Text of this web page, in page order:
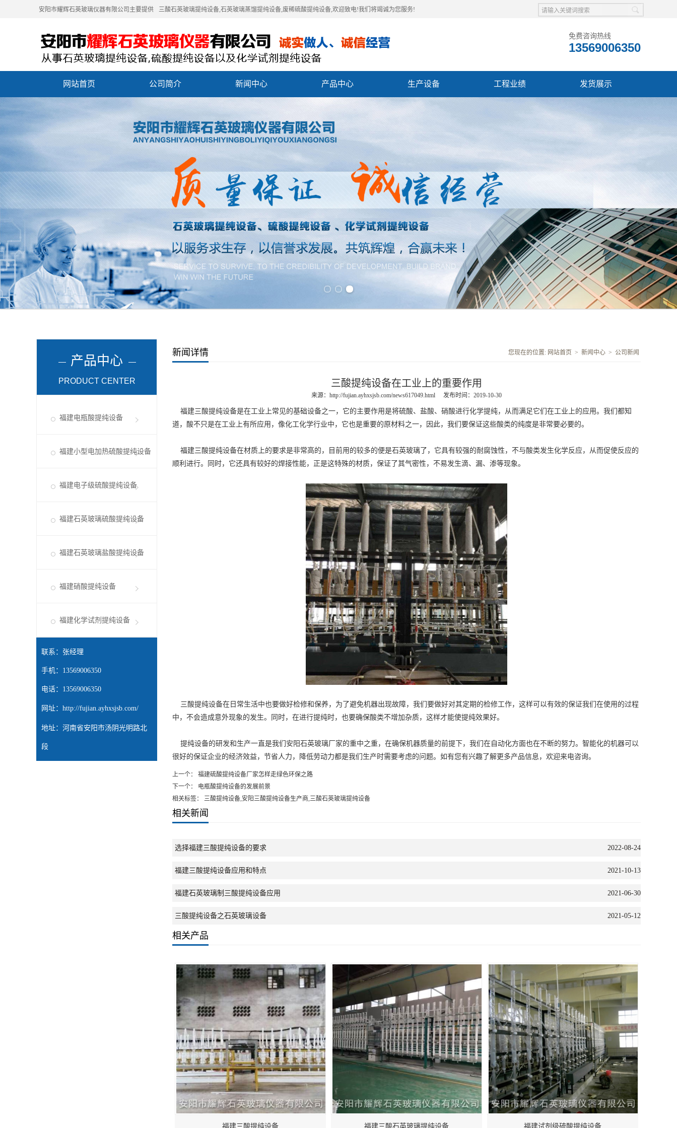
安阳市耀辉石英玻璃仪器有限公司主要提供 三酸石英玻璃提纯设备,石英玻璃蒸馏提纯设备,废稀硫酸提纯设备,欢迎致电!我们将竭诚为您服务!
免费咨询热线
13569006350
网站首页 公司简介 新闻中心 产品中心 生产设备 工程业绩 发货展示
产品中心
PRODUCT CENTER
福建电瓶酸提纯设备
福建小型电加热硫酸提纯设备
福建电子级硫酸提纯设备
福建石英玻璃硫酸提纯设备
福建石英玻璃盐酸提纯设备
福建硝酸提纯设备
福建化学试剂提纯设备
联系：张经理
手机：13569006350
电话：13569006350
网址： http://fujian.ayhxsjsb.com/
地址：河南省安阳市汤阴光明路北
段
新闻详情 您现在的位置: 网站首页 > 新闻中心 > 公司新闻
三酸提纯设备在工业上的重要作用
来源： http://fujian.ayhxsjsb.com/news617049.html 发布时间：2019-10-30
福建三酸提纯设备是在工业上常见的基础设备之一，它的主要作用是将硫酸、盐酸、硝酸进行化学提纯，从而满足它们在工业上的应用。我们都知
道，酸不只是在工业上有所应用，像化工化学行业中，它也是重要的原材料之一，因此，我们要保证这些酸类的纯度是非常要必要的。
福建三酸提纯设备在材质上的要求是非常高的，目前用的较多的便是石英玻璃了，它具有较强的耐腐蚀性，不与酸类发生化学反应，从而促使反应的
顺利进行。同时，它还具有较好的焊接性能，正是这特殊的材质，保证了其气密性，不易发生滴、漏、渗等现象。
三酸提纯设备在日常生活中也要做好检修和保养，为了避免机器出现故障，我们要做好对其定期的检修工作，这样可以有效的保证我们在使用的过程
中，不会造成意外现象的发生。同时，在进行提纯时，也要确保酸类不增加杂质，这样才能使提纯效果好。
提纯设备的研发和生产一直是我们安阳石英玻璃厂家的重中之重，在确保机器质量的前提下，我们在自动化方面也在不断的努力。智能化的机器可以
很好的保证企业的经济效益，节省人力，降低劳动力都是我们生产时需要考虑的问题。如有您有兴趣了解更多产品信息，欢迎来电咨询。
上一个：
福建硫酸提纯设备厂家怎样走绿色环保之路
下一个：
电瓶酸提纯设备的发展前景
相关标签： 三酸提纯设备,安阳三酸提纯设备生产商,三酸石英玻璃提纯设备
相关新闻
选择福建三酸提纯设备的要求 2022-08-24
福建三酸提纯设备应用和特点 2021-10-13
福建石英玻璃制三酸提纯设备应用 2021-06-30
三酸提纯设备之石英玻璃设备 2021-05-12
相关产品
福建三酸提纯设备 福建三酸石英玻璃提纯设备 福建试剂级硫酸提纯设备